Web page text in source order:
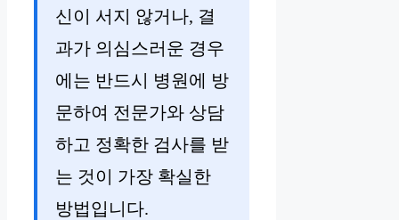
신이 서지 않거나, 결
과가 의심스러운 경우
에는 반드시 병원에 방
문하여 전문가와 상담
하고 정확한 검사를 받
는 것이 가장 확실한
방법입니다.